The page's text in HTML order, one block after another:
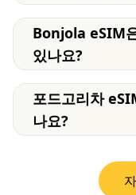
Bonjola eSIM
있나요?
포드고리차
나요?